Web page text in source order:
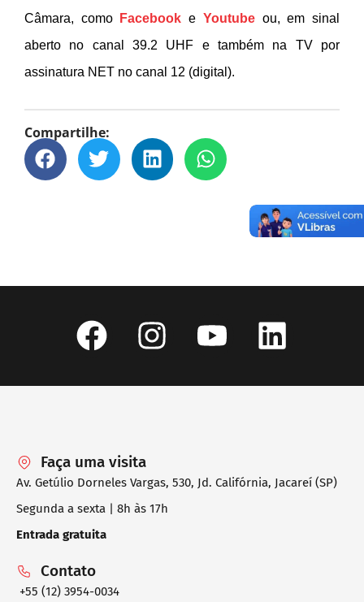
Câmara, como
Facebooke Youtubeou, em sinal
aberto no canal 39.2 UHF e também na TV por
assinatura NET no canal 12 (digital).
Compartilhe:
Faça uma visita
Av. Getúlio Dorneles Vargas, 530, Jd. Califórnia, Jacareí (SP)
Segunda a sexta | 8h às 17h
Entrada gratuita
Contato
+55 (12) 3954-0034